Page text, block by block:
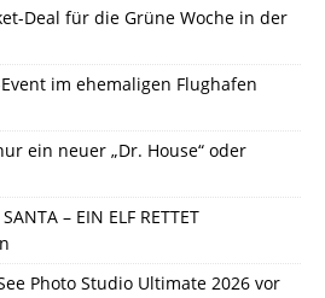
Deal für die Grüne Woche in der
Event im ehemaligen Flughafen
ein neuer „Dr. House“ oder
– EIN ELF RETTET
Photo Studio Ultimate 2026 vor